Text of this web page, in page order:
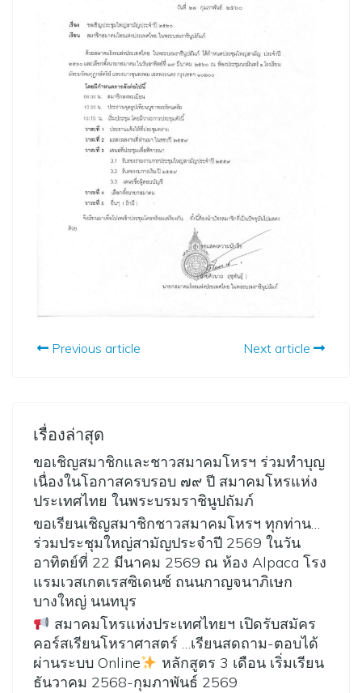
Previous article Next article
เรื่องล่าสุด
ขอเชิญสมาชิกและชาวสมาคมโหรฯ ร่วมทำบุญ
เนื่องในโอกาสครบรอบ ๗๙ ปี สมาคมโหรแห่ง
ประเทศไทย ในพระบรมราชินูปถัมภ์
ขอเรียนเชิญสมาชิกชาวสมาคมโหรฯ ทุกท่าน…
ร่วมประชุมใหญ่สามัญประจำปี 2569 ในวัน
อาทิตย์ที่ 22 มีนาคม 2569 ณ ห้อง Alpaca โรง
แรมเวสเกตเรสซิเดนซ์ ถนนกาญจนาภิเษก
บางใหญ่ นนทบุร
สมาคมโหรแห่งประเทศไทยฯ เปิดรับสมัคร
คอร์สเรียนโหราศาสตร์ …เรียนสดถาม-ตอบได้
ผ่านระบบ Online
หลักสูตร 3 เดือน เริ่มเรียน
ธันวาคม 2568-กุมภาพันธ์ 2569